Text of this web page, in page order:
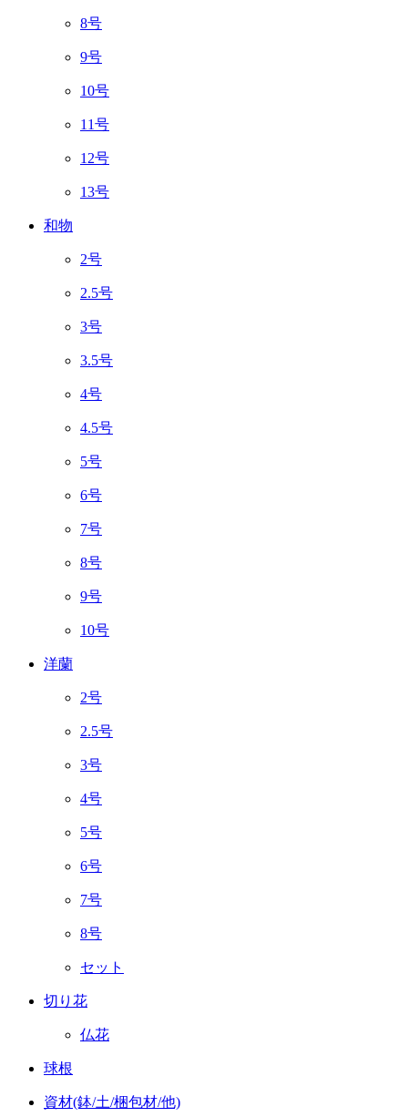
8号
9号
10号
11号
12号
13号
和物
2号
2.5号
3号
3.5号
4号
4.5号
5号
6号
7号
8号
9号
10号
洋蘭
2号
2.5号
3号
4号
5号
6号
7号
8号
セット
切り花
仏花
球根
資材(鉢/土/梱包材/他)